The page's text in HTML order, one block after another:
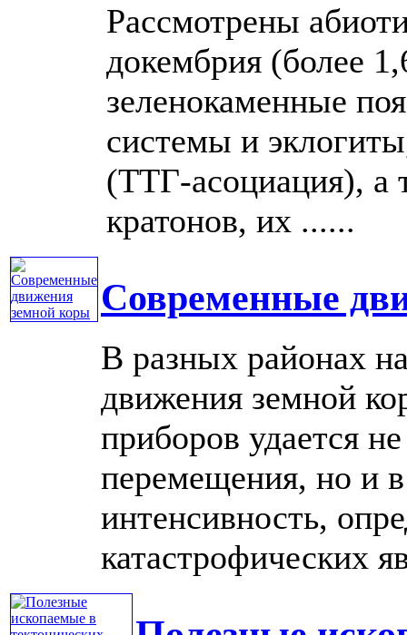
Рассмотрены
докембрия (более
зеленокаменные
системы и
(ТТГ-асоциация), а
кратонов, их ......
Современные
В разных районах
движения земной
приборов удается
перемещения, но и в
интенсивность,
катастрофических